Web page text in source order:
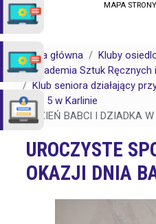
MAPA STRONY
Strona główna
Kluby
Akademia Sztuk Ręcznych
Klub seniora działający
Pełki 5 w Karlinie
DZIEŃ BABCI I DZIADKA W
UROCZYSTE
OKAZJI DNIA